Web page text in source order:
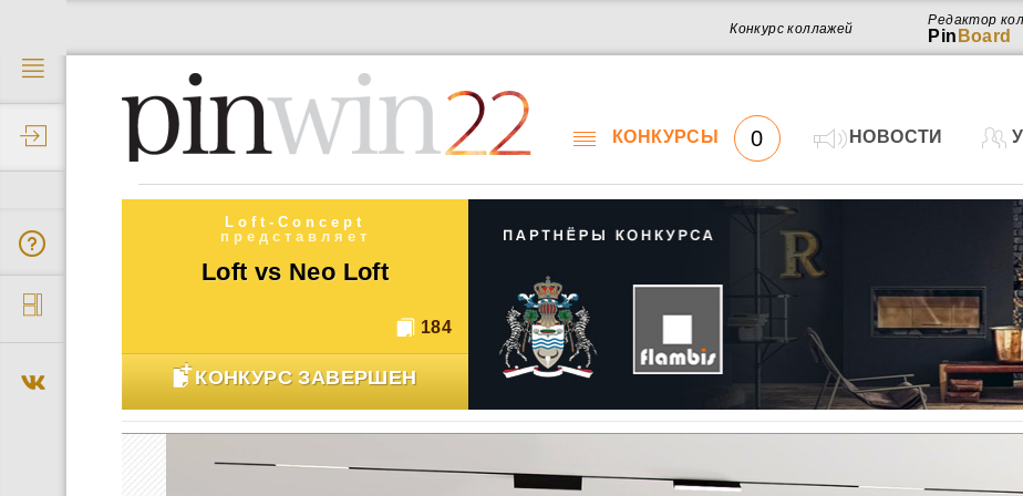
Редактор
Pin Board
Конкурс коллажей
22 КОНКУРСЫ 0 НОВОСТИ
Loft-Concept
представляет
Loft vs Neo Loft
184
КОНКУРС ЗАВЕРШЕН
Работ